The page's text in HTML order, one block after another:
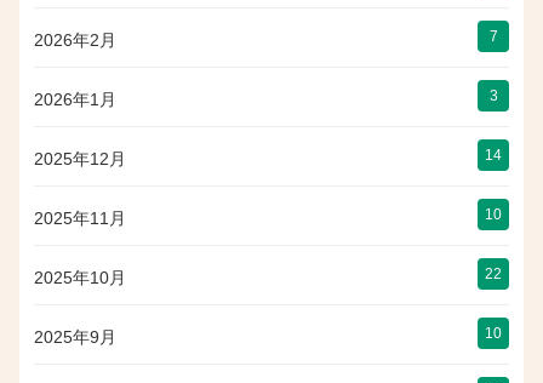
2026年2月 7
2026年1月 3
2025年12月 14
2025年11月 10
2025年10月 22
2025年9月 10